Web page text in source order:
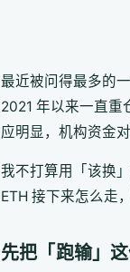
最近被问得最多的
2021 年以来一直
应明显，机构资金
我不打算用「该换
ETH 接下来怎么走
先把「跑输」